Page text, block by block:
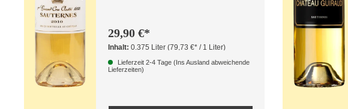
29,90 €*
Inhalt:0.375 Liter(79,73 €* / 1 Liter)
Lieferzeit 2-4 Tage (Ins Ausland abweichende
Lieferzeiten)